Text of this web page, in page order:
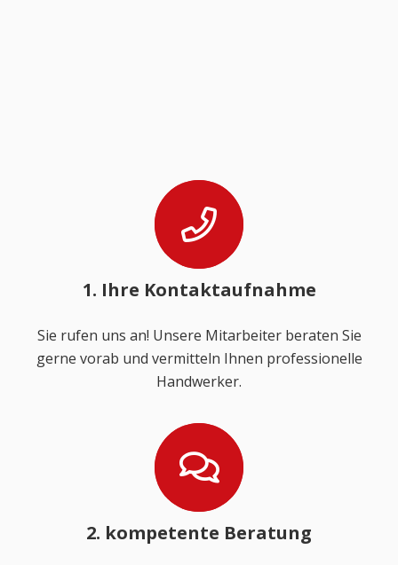
1. Ihre Kontaktaufnahme
Sie rufen uns an! Unsere Mitarbeiter beraten Sie
gerne vorab und vermitteln Ihnen professionelle
Handwerker.
2. kompetente Beratung